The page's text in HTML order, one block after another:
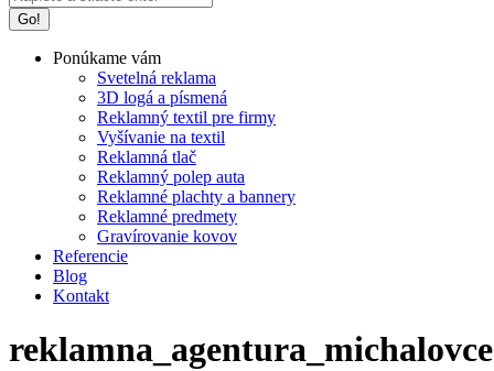
Ponúkame vám
Svetelná reklama
3D logá a písmená
Reklamný textil pre firmy
Vyšívanie na textil
Reklamná tlač
Reklamný polep auta
Reklamné plachty a bannery
Reklamné predmety
Gravírovanie kovov
Referencie
Blog
Kontakt
reklamna_agentura_michalovce